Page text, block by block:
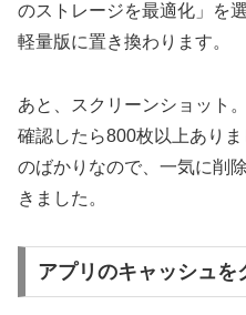
のストレージを最適化」を
軽量版に置き換わります。
あと、スクリーンショット
確認したら800枚以上あり
のばかりなので、一気に削
きました。
アプリのキャッシュを